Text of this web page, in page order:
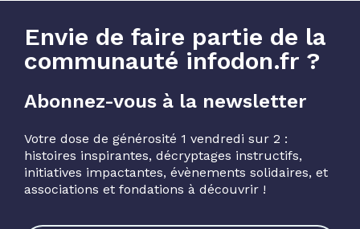
Envie de faire partie de la
communauté infodon.fr ?
Abonnez-vous à la newsletter
Votre dose de générosité 1 vendredi sur 2 :
histoires inspirantes, décryptages instructifs,
initiatives impactantes, évènements solidaires, et
associations et fondations à découvrir !